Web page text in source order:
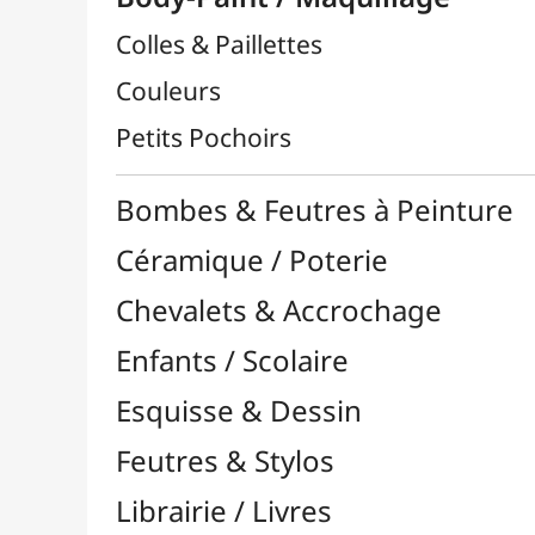
Chevalets & Accrochage
Enfants / Scolaire
Esquisse & Dessin
Feutres & Stylos
Loisirs Créatifs
Médiums, Vernis & Colles
Modelage / Sculpture
Peintures / Couleurs
Pinceaux & Outils
Résines / Moulage
Supports Dessin & Peinture
Transport / Rangement
Vannerie / Rotin
Papeterie & Bureau